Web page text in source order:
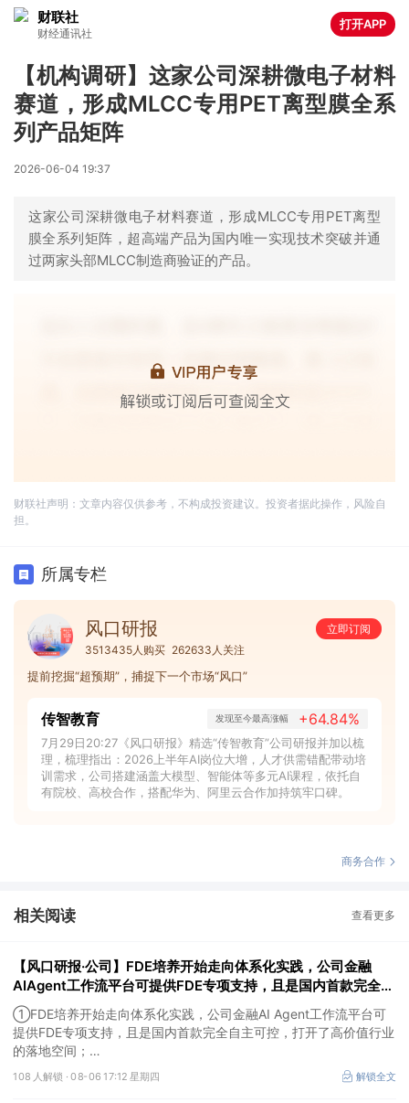
财联社
财经通讯社
打开APP
【机构调研】这家公司深耕微电子材料
赛道，形成MLCC专用PET离型膜全系
列产品矩阵
2026-06-04 19:37
这家公司深耕微电子材料赛道，形成MLCC专用PET离型
膜全系列矩阵，超高端产品为国内唯一实现技术突破并通
过两家头部MLCC制造商验证的产品。
财联社声明：文章内容仅供参考，不构成投资建议。投资者据此操作，风险自
担。
所属专栏
风口研报
立即订阅
3513435人购买 262633人关注
提前挖掘“超预期”，捕捉下一个市场“风口”
传智教育 发现至今最高涨幅 +64.84%
7月29日20:27《风口研报》精选“传智教育”公司研报并加以梳
理，梳理指出：2026上半年AI岗位大增，人才供需错配带动培
训需求，公司搭建涵盖大模型、智能体等多元AI课程，依托自
有院校、高校合作，搭配华为、阿里云合作加持筑牢口碑。
商务合作
相关阅读 查看更多
【风口研报·公司】FDE培养开始走向体系化实践，公司金融
AIAgent工作流平台可提供FDE专项支持，且是国内首款完全自
主可控，打开了高价值行业的落地空间；另有公司兼具成长强确
定性、低估值、高股息属性
①FDE培养开始走向体系化实践，公司金融AI Agent工作流平台可
提供FDE专项支持，且是国内首款完全自主可控，打开了高价值行业
的落地空间；
②这家公司兼具成长强确定性、低估值、高股息属性，受益于国内
外贸易额高速增长，且还有AI应用加速渗透+跨境支付等成长极。
108 人解锁 ·08-06 17:12 星期四 解锁全文